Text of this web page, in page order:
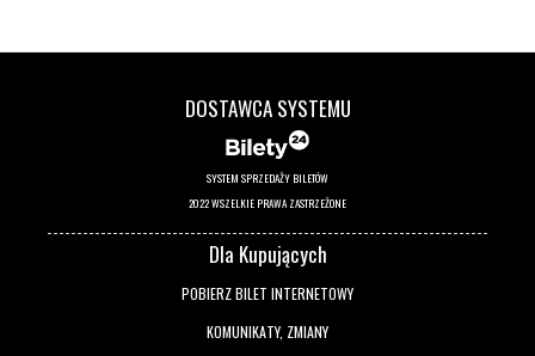
DOSTAWCA SYSTEMU
SYSTEM SPRZEDAŻY BILETÓW
2022 WSZELKIE PRAWA ZASTRZEŻONE
Dla Kupujących
POBIERZ BILET INTERNETOWY
KOMUNIKATY, ZMIANY